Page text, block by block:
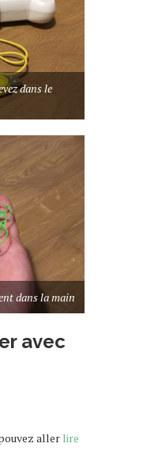
dans le
dans la main
avec
aller lire